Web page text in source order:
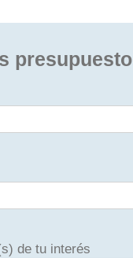
presupuesto
de tu interés